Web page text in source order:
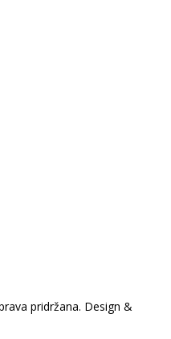
pridržana. Design &